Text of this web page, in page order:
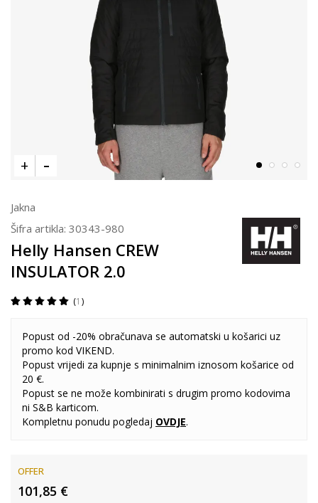
Jakna
Šifra artikla: 30343-980
Helly Hansen CREW
INSULATOR 2.0
1
Popust od -20% obračunava se automatski u košarici uz
promo kod VIKEND.
Popust vrijedi za kupnje s minimalnim iznosom košarice od
20 €.
Popust se ne može kombinirati s drugim promo kodovima
ni S&B karticom.
Kompletnu ponudu pogledaj OVDJE.
OFFER
101,85 €